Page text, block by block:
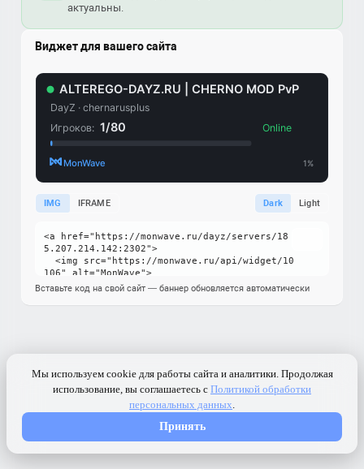
актуальны.
Виджет для вашего сайта
IMG IFRAME Dark Light
Вставьте код на свой сайт — баннер обновляется автоматически